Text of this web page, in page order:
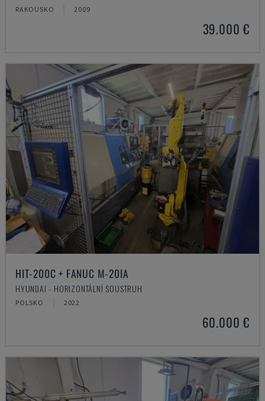
RAKOUSKO 2009
39.000 €
HIT-200C + FANUC M-20IA
HYUNDAI - HORIZONTÁLNÍ SOUSTRUH
POLSKO 2022
60.000 €